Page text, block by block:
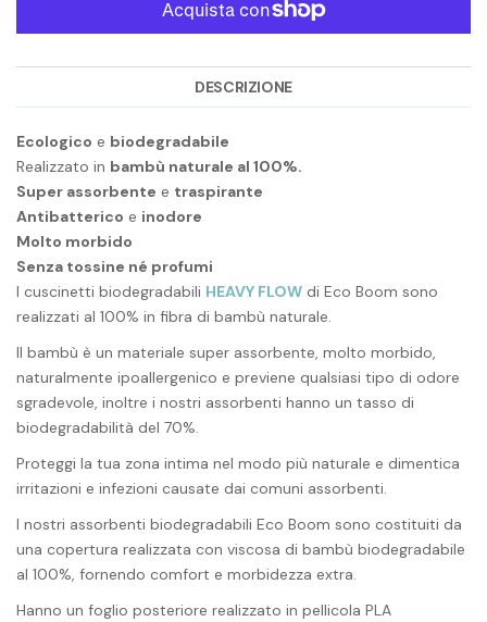
DESCRIZIONE
Ecologico e biodegradabile
Realizzato in bambù naturale al 100%.
Super assorbente e traspirante
Antibatterico e inodore
Molto morbido
Senza tossine né profumi
I cuscinetti biodegradabili HEAVY FLOW di Eco Boom sono
realizzati al 100% in fibra di bambù naturale.
Il bambù è un materiale super assorbente, molto morbido,
naturalmente ipoallergenico e previene qualsiasi tipo di odore
sgradevole, inoltre i nostri assorbenti hanno un tasso di
biodegradabilità del 70%.
Proteggi la tua zona intima nel modo più naturale e dimentica
irritazioni e infezioni causate dai comuni assorbenti.
I nostri assorbenti biodegradabili Eco Boom sono costituiti da
una copertura realizzata con viscosa di bambù biodegradabile
al 100%, fornendo comfort e morbidezza extra.
Hanno un foglio posteriore realizzato in pellicola PLA